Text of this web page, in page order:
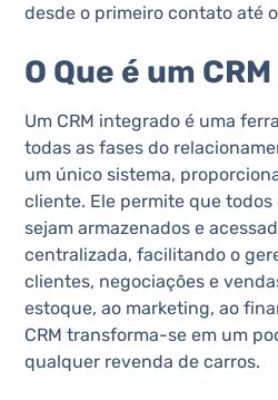
desde o primeiro contato até
O Que é um
Um CRM integrado é uma
todas as fases do
um único sistema,
cliente. Ele permite que
sejam armazenados e
centralizada, facilitando o
clientes, negociações e
estoque, ao marketing, ao
CRM transforma-se em um
qualquer revenda de carros.